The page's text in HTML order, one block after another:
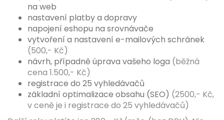
na web
nastavení platby a dopravy
napojení eshopu na srovnávače
vytvoření a nastavení e-mailových schránek
(500,- Kč)
návrh, případně úprava vašeho loga (běžná
cena 1.500,- Kč)
registrace do 25 vyhledávačů
základní optimalizace obsahu (SEO) (2500,- Kč,
v ceně je i registrace do 25 vyhledávačů)